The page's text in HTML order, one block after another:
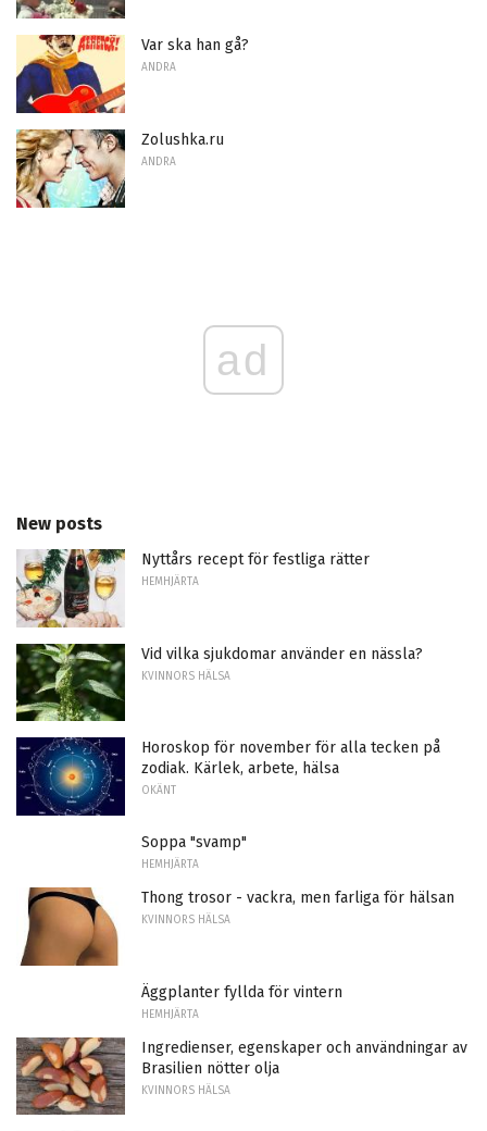
Var ska han gå?
ANDRA
Zolushka.ru
ANDRA
ad
New posts
Nyttårs recept för festliga rätter
HEMHJÄRTA
Vid vilka sjukdomar använder en nässla?
KVINNORS HÄLSA
Horoskop för november för alla tecken på
zodiak. Kärlek, arbete, hälsa
OKÄNT
Soppa "svamp"
HEMHJÄRTA
Thong trosor - vackra, men farliga för hälsan
KVINNORS HÄLSA
Äggplanter fyllda för vintern
HEMHJÄRTA
Ingredienser, egenskaper och användningar av
Brasilien nötter olja
KVINNORS HÄLSA